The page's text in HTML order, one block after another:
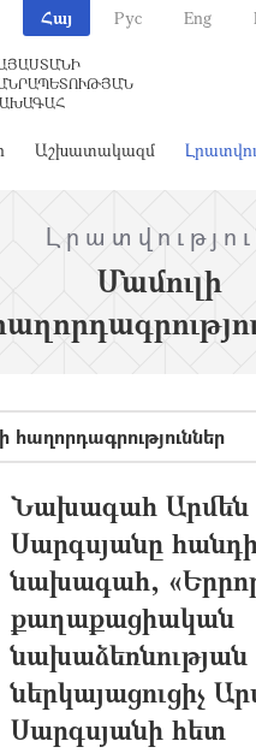
Հայ Рус Eng
Աշխատակազմ
Մամուլի
հաղորդագրություններ
Նախագահ Արմեն
Սարգսյանը
նախագահ,
քաղաքացիական
նախաձեռնության
ներկայացուցիչ
Սարգսյանի հետ